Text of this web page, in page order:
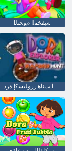
ﺔﻴﻔﺨﻤﻟﺍ ﻡﻮﺠﻨﻟﺍ
ﺱﺎﻤﻟﺍ ﺖﻧﺎﻫ ﺭﺭﻮﻠﺒﺴﻛﺇ ﺓﺭﺩ